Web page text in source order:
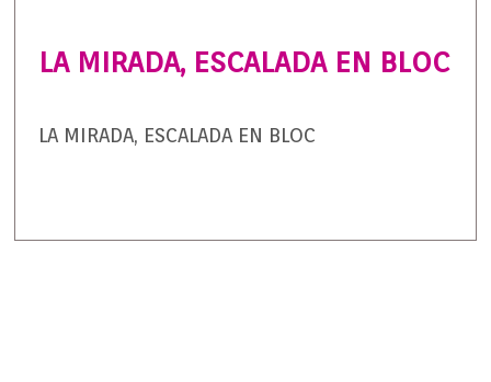
LA MIRADA, ESCALADA EN BLOC
LA MIRADA, ESCALADA EN BLOC